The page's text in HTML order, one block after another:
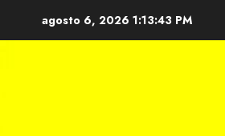
agosto 6, 2026 1:13:43 PM